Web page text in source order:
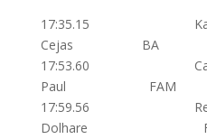
17:35.15 Karen
Cejas BA
17:53.60
Paul FAM
17:59.56